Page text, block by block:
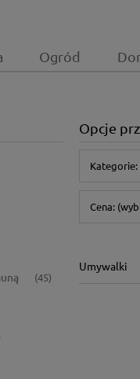
Ogród
(45)
Opcje
Cena:
Umywalki